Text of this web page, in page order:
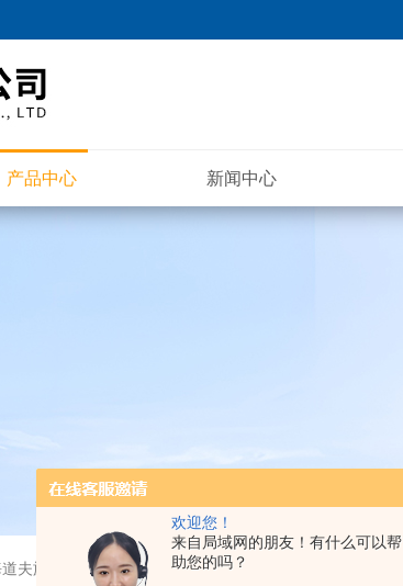
欢迎您！
来自局域网的朋友！有什么可以帮
助您的吗？
产品中心 新闻中心
夫旋转蒸发仪